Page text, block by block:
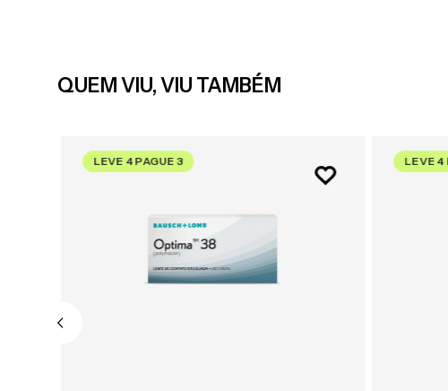
QUEM VIU, VIU TAMBÉM
LEVE 4 PAGUE 3 LEVE 4